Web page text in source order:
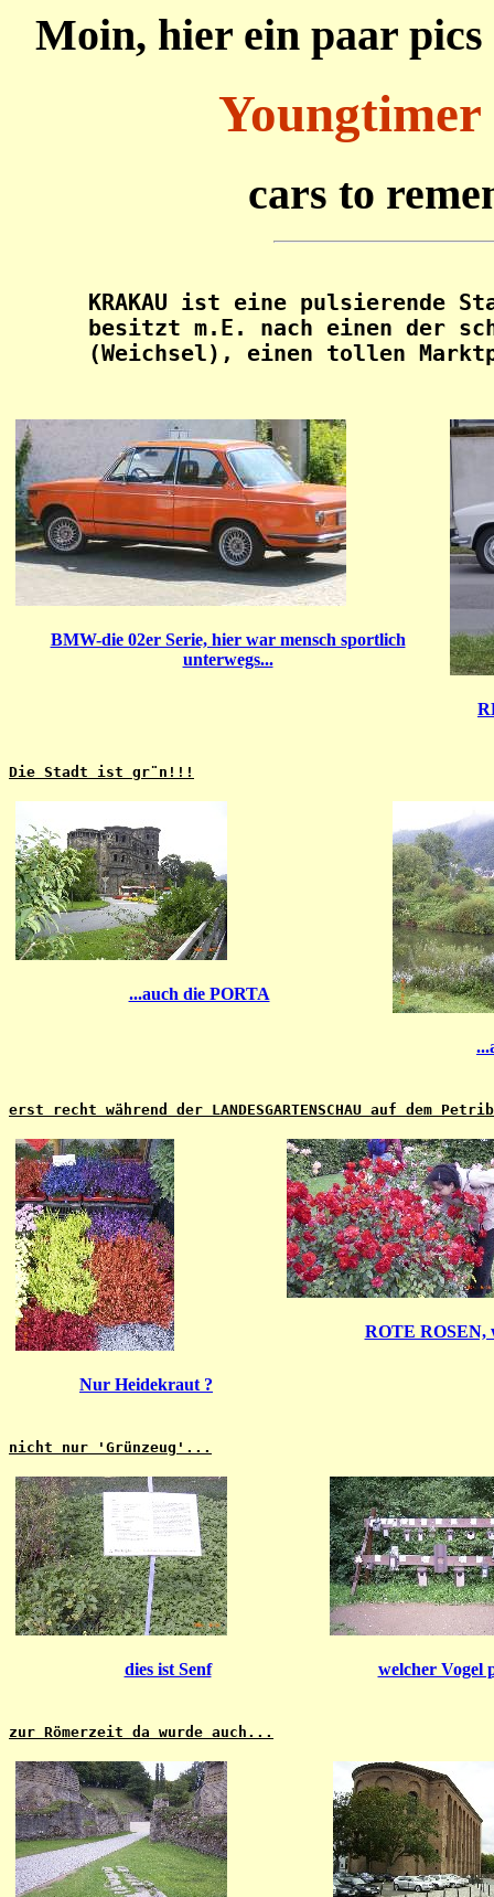
Moin, hier ein paar pics
Youngtimer
cars to
KRAKAU ist eine pulsierende
besitzt m.E. nach einen der
(Weichsel), einen tollen
BMW-die 02er Serie, hier war mensch sportlich
unterwegs...
Die Stadt ist gr¨n!!!
...auch die PORTA
erst recht während der LANDESGARTENSCHAU auf dem
Nur Heidekraut ?
ROTE ROSEN,
nicht nur 'Grünzeug'...
dies ist Senf welcher Vogel
zur Römerzeit da wurde auch...